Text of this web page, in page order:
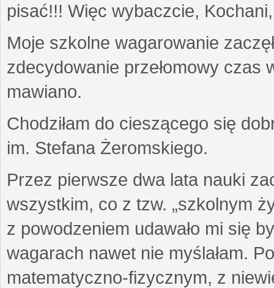
pisać!!! Więc wybaczcie,
Moje szkolne wagarowanie
zdecydowanie przełomowy czas
mawiano.
Chodziłam do cieszącego się
im. Stefana Żeromskiego.
Przez pierwsze dwa lata nauki
wszystkim, co z tzw. „szkolnym
z powodzeniem udawało mi się
wagarach nawet nie myślałam.
matematyczno-fizycznym, z